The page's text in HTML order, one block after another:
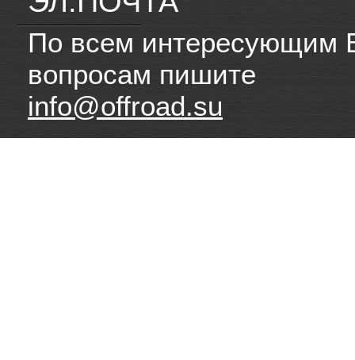
По всем интересующим
вопросам пишите
info@offroad.su